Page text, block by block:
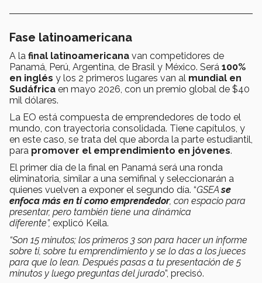
Fase latinoamericana
A la final latinoamericana van competidores de
Panamá, Perú, Argentina, de Brasil y México. Será 100%
en inglés y los 2 primeros lugares van al mundial en
Sudáfrica en mayo 2026, con un premio global de $40
mil dólares.
La EO está compuesta de emprendedores de todo el
mundo, con trayectoria consolidada. Tiene capítulos, y
en este caso, se trata del que aborda la parte estudiantil,
para promover el emprendimiento en jóvenes.
El primer día de la final en Panamá será una ronda
eliminatoria, similar a una semifinal y seleccionarán a
quienes vuelven a exponer el segundo día. “GSEAse
enfoca más en ti como emprendedor, con espacio para
presentar, pero también tiene una dinámica
diferente”, explicó Keila.
“Son 15 minutos; los primeros 3 son para hacer un informe
sobre ti, sobre tu emprendimiento y se lo das a los jueces
para que lo lean. Después pasas a tu presentación de 5
minutos y luego preguntas del jurado”, precisó.